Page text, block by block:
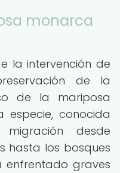
monarca
la intervención de
de la
de la mariposa
especie, conocida
desde
hasta los bosques
enfrentado graves